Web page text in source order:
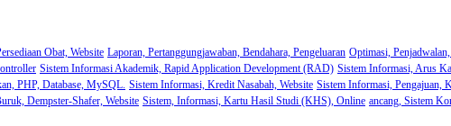
Obat, Website Laporan, Pertanggungjawaban, Bendahara, Pengeluaran Optimasi,
Sistem Informasi Akademik, Rapid Application Development (RAD) Sistem Informasi, Arus
PHP, Database, MySQL. Sistem Informasi, Kredit Nasabah, Website Sistem Informasi, Pengajuan,
Dempster-Shafer, Website Sistem, Informasi, Kartu Hasil Studi (KHS), Online ancang, Sistem